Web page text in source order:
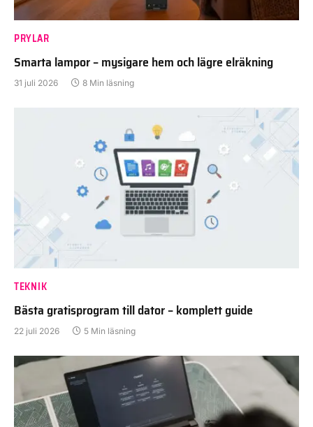
PRYLAR
Smarta lampor – mysigare hem och lägre elräkning
31 juli 2026 8 Min läsning
TEKNIK
Bästa gratisprogram till dator – komplett guide
22 juli 2026 5 Min läsning